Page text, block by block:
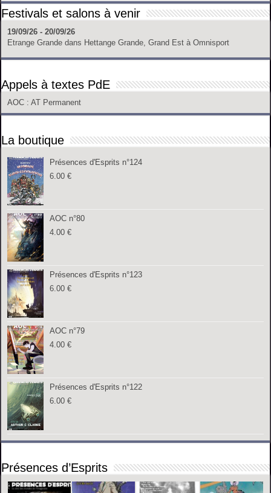
Festivals et salons à venir
19/09/26 - 20/09/26
Etrange Grande dans Hettange Grande, Grand Est à Omnisport
Appels à textes PdE
AOC : AT Permanent
La boutique
Présences d'Esprits n°124
6.00€
AOC n°80
4.00€
Présences d'Esprits n°123
6.00€
AOC n°79
4.00€
Présences d'Esprits n°122
6.00€
Présences d’Esprits